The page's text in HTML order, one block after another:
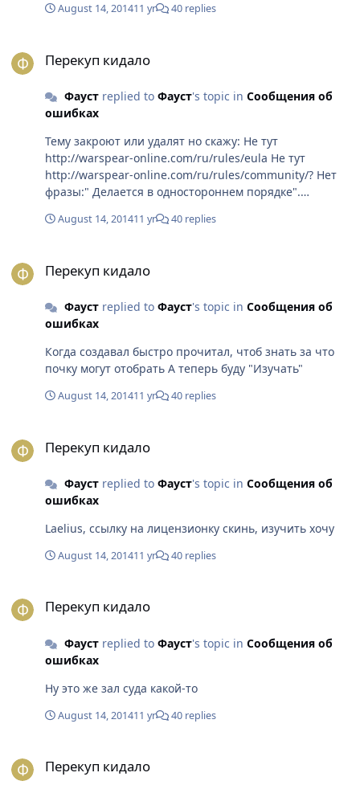
Никто ничего не нарушает. И после этого действия
August 14, 201411 yr 40 replies
Перекуп кидало
Фаустreplied to Фауст's topic in Сообщения об
ошибках
Тему закроют или удалят но скажу: Не тут
http://warspear-online.com/ru/rules/eula Не тут
http://warspear-online.com/ru/rules/community/? Нет
фразы:" Делается в одностороннем порядке".
Тоисть юредически нам не запрещено попросить
Аигринд не уточнила что она 100% обязана отказать
может дать. Так как нигде не написано что
администрацыи запрещено отреагировать на мой
просить. Я обычный пользователь что подписал
контракт на услугу( Игру Варспир Онлайн). Где в
контракте выгода только Компании Аигринд. В
усмотрению, он может и изменить наказание, или
плюнет
August 14, 201411 yr 40 replies
Перекуп кидало
Фаустreplied to Фауст's topic in Сообщения об
ошибках
Когда создавал быстро прочитал, чтоб знать за что
почку могут отобрать А теперь буду "Изучать"
August 14, 201411 yr 40 replies
Перекуп кидало
Фаустreplied to Фауст's topic in Сообщения об
ошибках
Laelius, ссылку на лицензионку скинь, изучить хочу
August 14, 201411 yr 40 replies
Перекуп кидало
Фаустreplied to Фауст's topic in Сообщения об
ошибках
Ну это же зал суда какой-то
August 14, 201411 yr 40 replies
Перекуп кидало